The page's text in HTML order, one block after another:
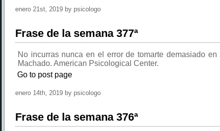
enero 21st, 2019 by psicologo
Frase de la semana 377ª
No incurras nunca en el error de tomarte demasiado en
Machado. American Psicological Center.
Go to post page
enero 14th, 2019 by psicologo
Frase de la semana 376ª